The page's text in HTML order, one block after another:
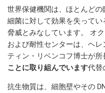
世界保健機関は、ほとんど
細菌に対して効果を失って
脅威とみなしています。 オ
および耐性センターは、ヘ
ティン・リベンコフ博士が所
ことに取り組んでいます代替
抗生物質は、細胞壁やその